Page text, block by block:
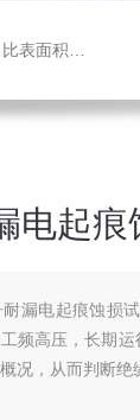
碳反应测定仪
电起痕
耐漏电起痕蚀损
频高压，长期
况，从而判断绝